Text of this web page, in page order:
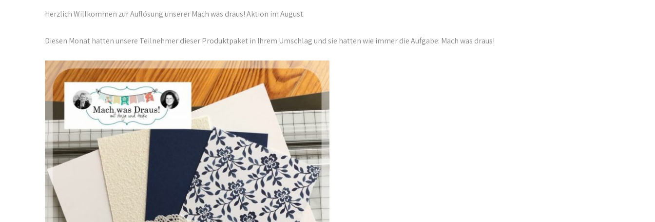
Herzlich Willkommen zur Auflösung unserer Mach was draus! Aktion im August.
Diesen Monat hatten unsere Teilnehmer dieser Produktpaket in Ihrem Umschlag und sie hatten wie immer die Aufgabe: Mach was draus!